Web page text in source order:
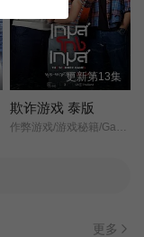
更新第13集
欺诈游戏 泰版
更多